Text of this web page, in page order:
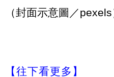
（封面示意圖／pexels
【往下看更多】